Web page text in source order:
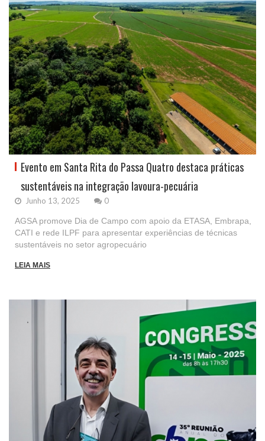
Evento em Santa Rita do Passa Quatro destaca práticas
sustentáveis na integração lavoura-pecuária
Junho 13, 2025 0
AGSA promove Dia de Campo com apoio da ETASA, Embrapa,
CATI e rede ILPF para apresentar experiências de técnicas
sustentáveis no setor agropecuário
LEIA MAIS